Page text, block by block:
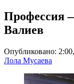
Профессия
Валиев
Опубликовано:
Лола Мусаева